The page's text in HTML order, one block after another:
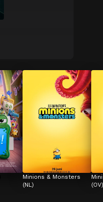
Minions & Monsters
(NL)
(OV)